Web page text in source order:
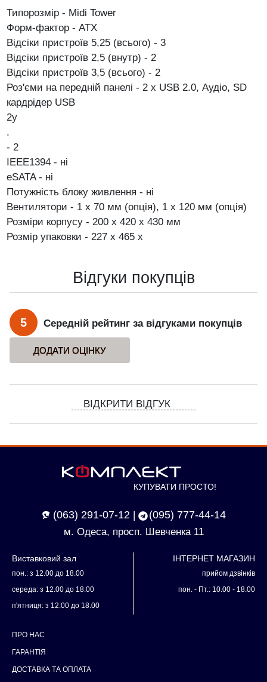
Типорозмір - Midi Tower
Форм-фактор - ATX
Відсіки пристроїв 5,25 (всього) - 3
Відсіки пристроїв 2,5 (внутр) - 2
Відсіки пристроїв 3,5 (всього) - 2
Роз'єми на передній панелі - 2 х USB 2.0, Аудіо, SD
кардрідер USB
2у
.
- 2
IEEE1394 - ні
eSATA - ні
Потужність блоку живлення - ні
Вентилятори - 1 х 70 мм (опція), 1 х 120 мм (опція)
Розміри корпусу - 200 х 420 х 430 мм
Розмір упаковки - 227 х 465 х
Відгуки покупців
5 Середній рейтинг за відгуками покупців
ВІДКРИТИ ВІДГУК
КУПУВАТИ ПРОСТО!
(063) 291-07-12 (095) 777-44-14
м. Одеса, просп. Шевченка 11
Виставковий зал
пон.: з 12.00 до 18.00
середа: з 12.00 до 18.00
п'ятниця: з 12.00 до 18.00
ІНТЕРНЕТ МАГАЗИН
прийом дзвінків
пон. - Пт.: 10.00 - 18.00
ПРО НАС
ГАРАНТІЯ
ДОСТАВКА ТА ОПЛАТА